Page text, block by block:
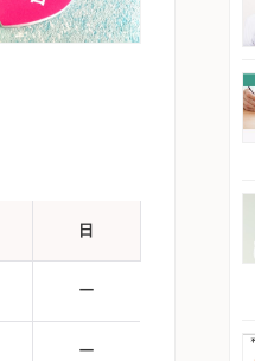
日
ー
ー